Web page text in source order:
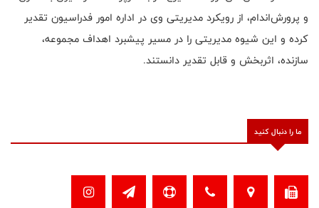
و پرورش‌اندام، از رویکرد مدیریتی وی در اداره امور فدراسیون تقدیر
کرده و این شیوه مدیریتی را در مسیر پیشبرد اهداف مجموعه،
سازنده، اثربخش و قابل تقدیر دانستند.
ما را دنبال کنید